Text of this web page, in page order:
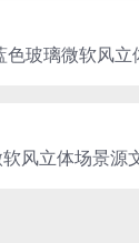
色玻璃微软风立
风立体场景源